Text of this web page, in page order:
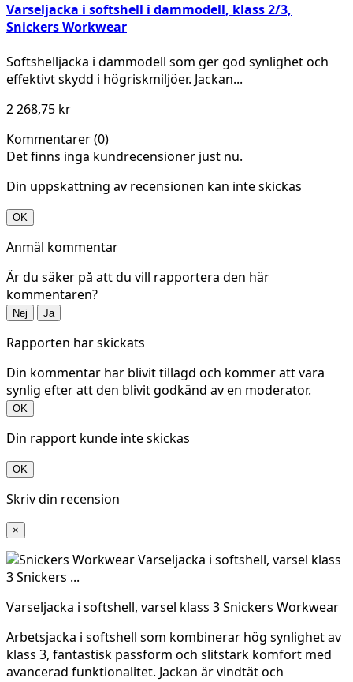
Varseljacka i softshell i dammodell, klass 2/3,
Snickers Workwear
Softshelljacka i dammodell som ger god synlighet och
effektivt skydd i högriskmiljöer. Jackan...
2 268,75 kr
Kommentarer (0)
Det finns inga kundrecensioner just nu.
Din uppskattning av recensionen kan inte skickas
OK
Anmäl kommentar
Är du säker på att du vill rapportera den här
kommentaren?
Nej Ja
Rapporten har skickats
Din kommentar har blivit tillagd och kommer att vara
synlig efter att den blivit godkänd av en moderator.
OK
Din rapport kunde inte skickas
OK
Skriv din recension
×
Varseljacka i softshell, varsel klass 3 Snickers Workwear
Arbetsjacka i softshell som kombinerar hög synlighet av
klass 3, fantastisk passform och slitstark komfort med
avancerad funktionalitet. Jackan är vindtät och